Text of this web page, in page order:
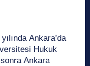
Ankara’da
Hukuk
Ankara